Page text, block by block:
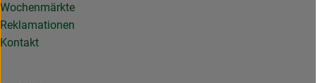
Wochenmärkte
Reklamationen
Kontakt